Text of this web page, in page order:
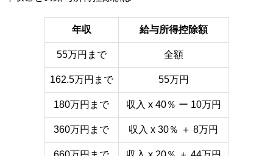
年収 給与所得控除額
55万円まで 全額
162.5万円まで 55万円
180万円まで 収入 x 40％ ー 10万円
360万円まで 収入 x 30％ ＋ 8万円